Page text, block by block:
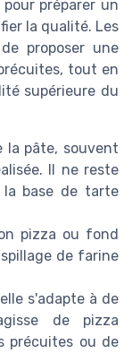
préparer un
la qualité. Les
proposer une
tout en
supérieure du
la pâte, souvent
Il ne reste
base de tarte
pizza ou fond
de farine
s'adapte à de
de pizza
précuites ou de